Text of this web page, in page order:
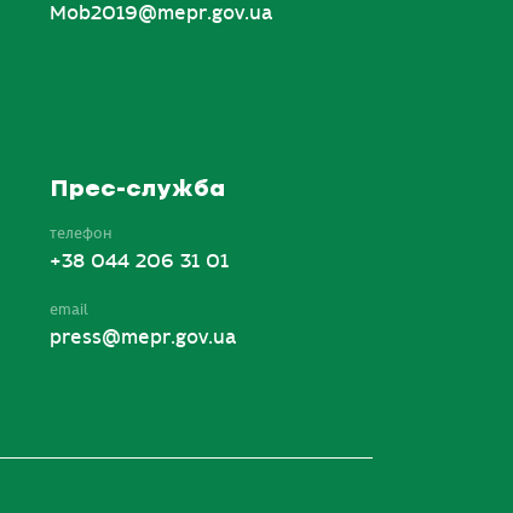
Mob2019@mepr.gov.ua
Прес-служба
телефон
+38 044 206 31 01
email
press@mepr.gov.ua